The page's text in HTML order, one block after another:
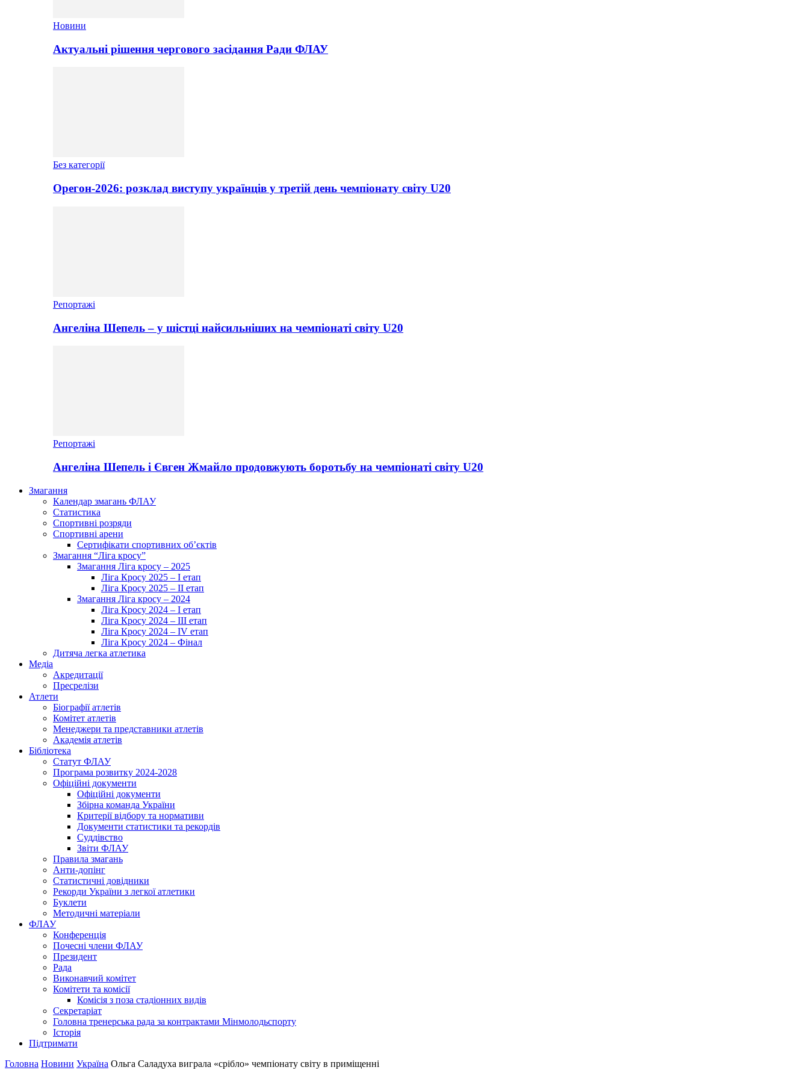
Новини
Актуальні рішення чергового засідання Ради ФЛАУ
Без категорії
Орегон-2026: розклад виступу українців у третій день чемпіонату світу U20
Репортажі
Ангеліна Шепель – у шістці найсильніших на чемпіонаті світу U20
Репортажі
Ангеліна Шепель і Євген Жмайло продовжують боротьбу на чемпіонаті світу U20
Змагання
Календар змагань ФЛАУ
Статистика
Спортивні розряди
Спортивні арени
Сертифікати спортивних об’єктів
Змагання “Ліга кросу”
Змагання Ліга кросу – 2025
Ліга Кросу 2025 – I етап
Ліга Кросу 2025 – II етап
Змагання Ліга кросу – 2024
Ліга Кросу 2024 – I етап
Ліга Кросу 2024 – III етап
Ліга Кросу 2024 – IV етап
Ліга Кросу 2024 – Фінал
Дитяча легка атлетика
Медіа
Акредитації
Пресрелізи
Атлети
Біографії атлетів
Комітет атлетів
Менеджери та представники атлетів
Академія атлетів
Бібліотека
Статут ФЛАУ
Програма розвитку 2024-2028
Офіційні документи
Офіційні документи
Збірна команда України
Критерії відбору та нормативи
Документи статистики та рекордів
Суддівство
Звіти ФЛАУ
Правила змагань
Анти-допінг
Статистичні довідники
Рекорди України з легкої атлетики
Буклети
Методичні матеріали
ФЛАУ
Конференція
Почесні члени ФЛАУ
Президент
Рада
Виконавчий комітет
Комітети та комісії
Комісія з поза стадіонних видів
Секретаріат
Головна тренерська рада за контрактами Мінмолодьспорту
Історія
Підтримати
Головна Новини Україна Ольга Саладуха виграла «срібло» чемпіонату світу в приміщенні